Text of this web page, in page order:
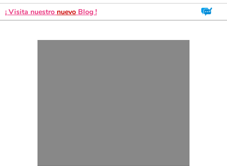
¡ Visita nuestro nuevo Blog !